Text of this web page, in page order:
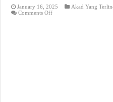
January 16, 2025 Akad Yang
Comments Offon